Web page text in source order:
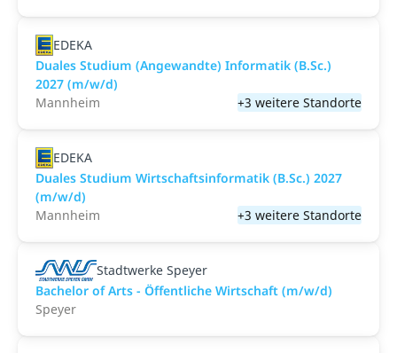
EDEKA
Duales Studium (Angewandte) Informatik (B.Sc.)
2027 (m/w/d)
Mannheim
+3 weitere Standorte
EDEKA
Duales Studium Wirtschaftsinformatik (B.Sc.) 2027
(m/w/d)
Mannheim
+3 weitere Standorte
Stadtwerke Speyer
Bachelor of Arts - Öffentliche Wirtschaft (m/w/d)
Speyer